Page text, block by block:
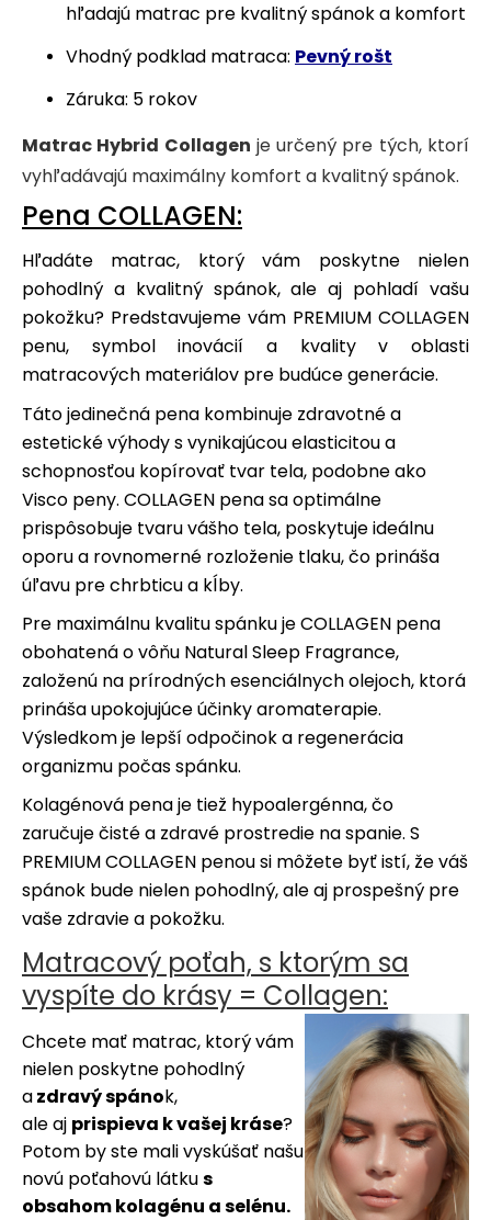
hľadajú matrac pre kvalitný spánok a komfort
Vhodný podklad matraca: Pevný rošt
Záruka: 5 rokov
Matrac Hybrid Collagen je určený pre tých, ktorí
vyhľadávajú maximálny komfort a kvalitný spánok.
Pena COLLAGEN:
Hľadáte matrac, ktorý vám poskytne nielen
pohodlný a kvalitný spánok, ale aj pohladí vašu
pokožku? Predstavujeme vám PREMIUM COLLAGEN
penu, symbol inovácií a kvality v oblasti
matracových materiálov pre budúce generácie.
Táto jedinečná pena kombinuje zdravotné a
estetické výhody s vynikajúcou elasticitou a
schopnosťou kopírovať tvar tela, podobne ako
Visco peny. COLLAGEN pena sa optimálne
prispôsobuje tvaru vášho tela, poskytuje ideálnu
oporu a rovnomerné rozloženie tlaku, čo prináša
úľavu pre chrbticu a kĺby.
Pre maximálnu kvalitu spánku je COLLAGEN pena
obohatená o vôňu Natural Sleep Fragrance,
založenú na prírodných esenciálnych olejoch, ktorá
prináša upokojujúce účinky aromaterapie.
Výsledkom je lepší odpočinok a regenerácia
organizmu počas spánku.
Kolagénová pena je tiež hypoalergénna, čo
zaručuje čisté a zdravé prostredie na spanie. S
PREMIUM COLLAGEN penou si môžete byť istí, že váš
spánok bude nielen pohodlný, ale aj prospešný pre
vaše zdravie a pokožku.
Matracový poťah, s ktorým sa
vyspíte do krásy = Collagen:
Chcete mať matrac, ktorý vám
nielen poskytne pohodlný
azdravý spánok,
ale aj prispieva k vašej kráse?
Potom by ste mali vyskúšať našu
novú poťahovú látkus
obsahom kolagénu a selénu.